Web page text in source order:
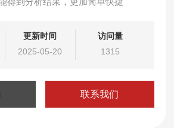
更新时间
2025-05-20
访问量
1315
联系我们